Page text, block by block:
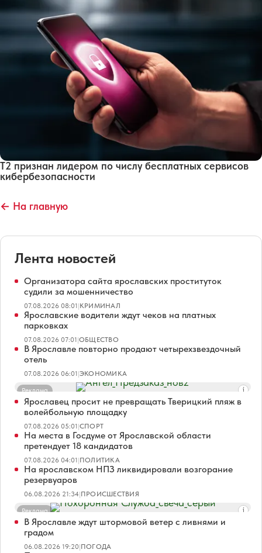
Т2 признан лидером по числу бесплатных сервисов
кибербезопасности
← На главную
Лента новостей
Организатора сайта ярославских проституток
судили за мошенничество
07.08.2026 08:01|КРИМИНАЛ
Ярославские водители ждут чеков на платных
парковках
07.08.2026 07:01|ОБЩЕСТВО
В Ярославле повторно продают четырехзвездочный
отель
07.08.2026 06:01|ЭКОНОМИКА
Реклама
Ярославец просит не превращать Тверицкий пляж в
волейбольную площадку
07.08.2026 05:01|СПОРТ
На места в Госдуме от Ярославской области
претендует 18 кандидатов
07.08.2026 04:01|ПОЛИТИКА
На ярославском НПЗ ликвидировали возгорание
резервуаров
06.08.2026 21:34|ПРОИСШЕСТВИЯ
Реклама
В Ярославле ждут штормовой ветер с ливнями и
градом
06.08.2026 19:20|ПОГОДА